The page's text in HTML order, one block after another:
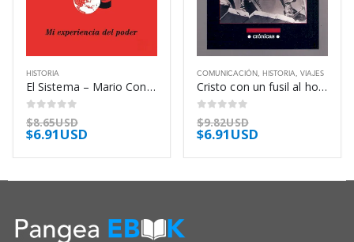
HISTORIA
El Sistema – Mario Conde Conde
0out of 5
$8.65USD
$6.91USD
COMUNICACIÓN , HISTORIA, VIAJES
Cristo con un fusil al hombro – Ryszard Kapuscinski
0out of 5
$9.82USD
$6.91USD